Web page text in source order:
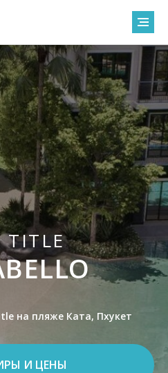
TITLE
на пляже Ката, Пхукет
И ЦЕНЫ